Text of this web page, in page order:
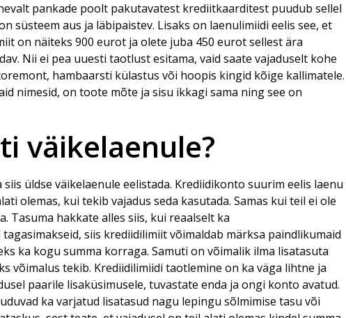
pankade poolt pakutavatest krediitkaarditest puudub sellel
süsteem aus ja läbipaistev. Lisaks on laenulimiidi eelis see, et
on näiteks 900 eurot ja olete juba 450 eurot sellest ära
Nii ei pea uuesti taotlust esitama, vaid saate vajaduselt kohe
hambaarsti külastus või hoopis kingid kõige kallimatele.
nimesid, on toote mõte ja sisu ikkagi sama ning see on
väikelaenule?
üldse väikelaenule eelistada. Krediidikonto suurim eelis laenu
olemas, kui tekib vajadus seda kasutada. Samas kui teil ei ole
Tasuma hakkate alles siis, kui reaalselt ka
siis krediidilimiit võimaldab märksa paindlikumaid
ka kogu summa korraga. Samuti on võimalik ilma lisatasuta
võimalus tekib. Krediidilimiidi taotlemine on ka väga lihtne ja
paarile lisaküsimusele, tuvastate enda ja ongi konto avatud.
ka varjatud lisatasud nagu lepingu sõlmimise tasu või